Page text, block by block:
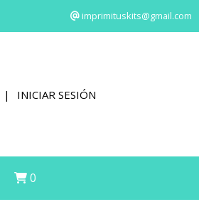
imprimituskits@gmail.com
INICIAR SESIÓN
0